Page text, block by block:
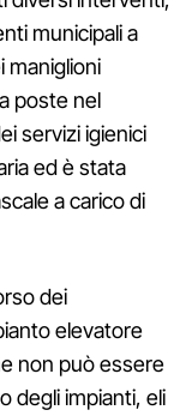
municipali a
maniglioni
poste nel
servizi igienici
ed è stata
a carico di
dei
elevatore
non può essere
degli impianti, eli